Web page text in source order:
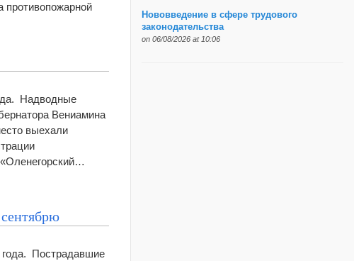
противопожарной
Надводные
Вениамина
выехали
года. Пострадавшие
Нововведение в сфере трудового
законодательства
on 06/08/2026 at 10:06